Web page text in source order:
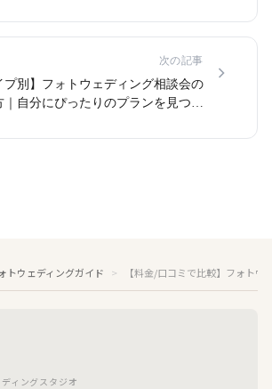
次の記事
プ別】フォトウェディング相談会の
｜自分にぴったりのプランを見つけ
トウェディングガイド 【料金/口コミで比較】フォト
ィングスタジオ